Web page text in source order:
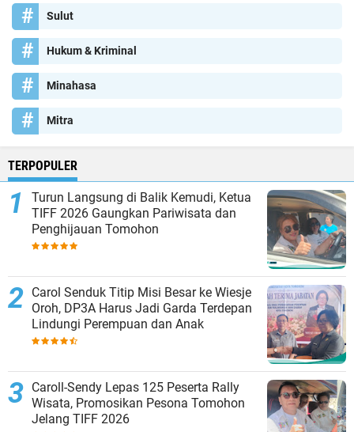
Sulut
Hukum & Kriminal
Minahasa
Mitra
TERPOPULER
Turun Langsung di Balik Kemudi, Ketua
TIFF 2026 Gaungkan Pariwisata dan
Penghijauan Tomohon
Carol Senduk Titip Misi Besar ke Wiesje
Oroh, DP3A Harus Jadi Garda Terdepan
Lindungi Perempuan dan Anak
Caroll-Sendy Lepas 125 Peserta Rally
Wisata, Promosikan Pesona Tomohon
Jelang TIFF 2026